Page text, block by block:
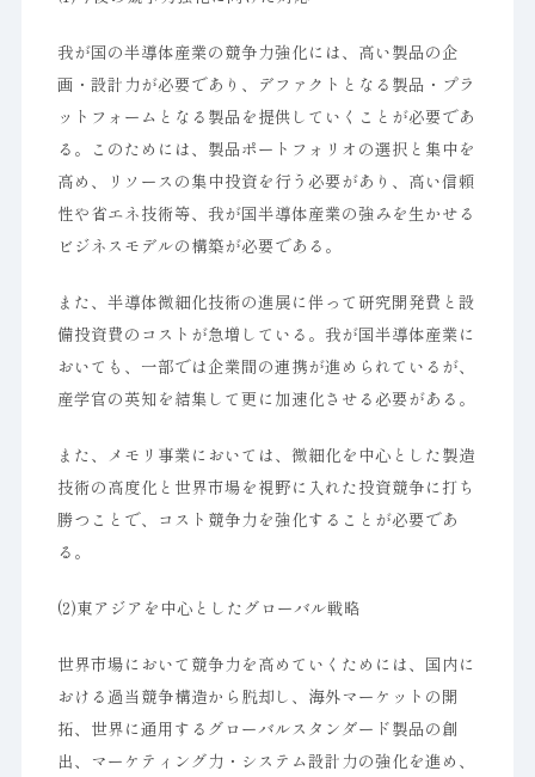
我が国の半導体産業の競争力強化には、高い製品の企
画・設計力が必要であり、デファクトとなる製品・プラ
ットフォームとなる製品を提供していくことが必要であ
る。このためには、製品ポートフォリオの選択と集中を
高め、リソースの集中投資を行う必要があり、高い信頼
性や省エネ技術等、我が国半導体産業の強みを生かせる
ビジネスモデルの構築が必要である。
また、半導体微細化技術の進展に伴って研究開発費と設
備投資費のコストが急増している。我が国半導体産業に
おいても、一部では企業間の連携が進められているが、
産学官の英知を結集して更に加速化させる必要がある。
また、メモリ事業においては、微細化を中心とした製造
技術の高度化と世界市場を視野に入れた投資競争に打ち
勝つことで、コスト競争力を強化することが必要であ
る。
(2)東アジアを中心としたグローバル戦略
世界市場において競争力を高めていくためには、国内に
おける過当競争構造から脱却し、海外マーケットの開
拓、世界に通用するグローバルスタンダード製品の創
出、マーケティング力・システム設計力の強化を進め、